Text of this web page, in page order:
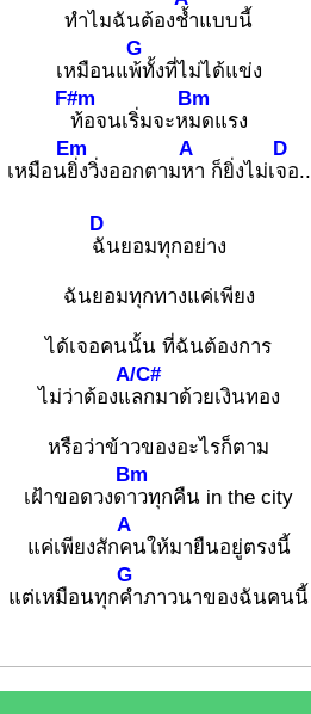
ทำไมฉันต้องช้ำแบบนี้
เหมือนแ
G
พ้ทั้งที่ไม่ได้แข่ง
F#m
ท้อจนเริ่มจะห
Bm
มดแรง
เหมือน
Em
ยิ่งวิ่งออกตาม
A
หา ก็ยิ่งไม่เ
D
จอ..
D
ฉันยอมทุกอย่าง
ฉันยอมทุกทางแค่เพียง
ได้เจอคนนั้น ที่ฉันต้องการ
ไม่ว่าต้องแ
A/C#
ลกมาด้วยเงินทอง
หรือว่าข้าวของอะไรก็ตาม
เฝ้าขอดวงด
Bm
าวทุกคืน in the city
แค่เพียงสัก
A
คนให้มายืนอยู่ตรงนี้
แต่เหมือนทุก
G
คำภาวนาของฉันคนนี้